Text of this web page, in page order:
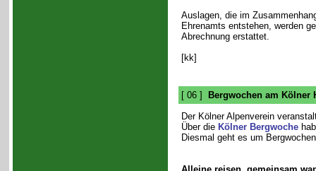
Auslagen, die im
Ehrenamts entstehen, werden
Abrechnung erstattet.
[kk]
[ 06 ]
Bergwochen am Kölner
Der Kölner Alpenverein
Über die Kölner Bergwoche
Diesmal geht es um